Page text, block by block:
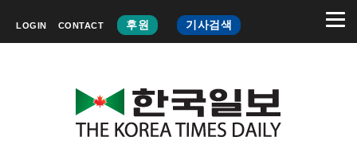
LOGIN CONTACT 후원 기사검색